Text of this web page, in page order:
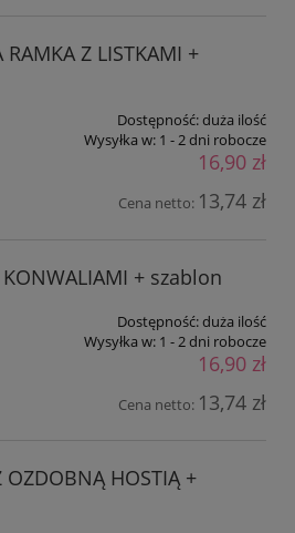
Z LISTKAMI +
Dostępność:duża ilość
Wysyłka w: 1 - 2 dni robocze
16,90 zł
Cena netto: 13,74 zł
+ szablon
Dostępność:duża ilość
Wysyłka w: 1 - 2 dni robocze
16,90 zł
Cena netto: 13,74 zł
HOSTIĄ +